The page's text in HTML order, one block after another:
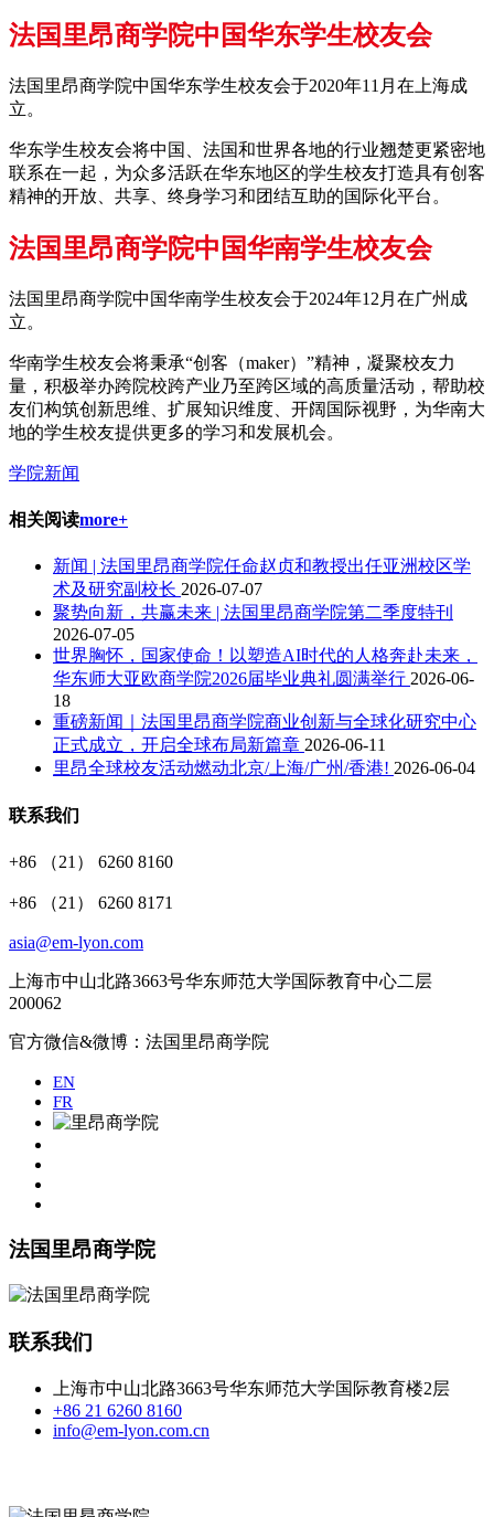
法国里昂商学院中国华东学生校友会
法国里昂商学院中国华东学生校友会于2020年11月在上海成
立。
华东学生校友会将中国、法国和世界各地的行业翘楚更紧密地
联系在一起，为众多活跃在华东地区的学生校友打造具有创客
精神的开放、共享、终身学习和团结互助的国际化平台。
法国里昂商学院中国华南学生校友会
法国里昂商学院中国华南学生校友会于2024年12月在广州成
立。
华南学生校友会将秉承“创客（maker）”精神，凝聚校友力
量，积极举办跨院校跨产业乃至跨区域的高质量活动，帮助校
友们构筑创新思维、扩展知识维度、开阔国际视野，为华南大
地的学生校友提供更多的学习和发展机会。
学院新闻
相关阅读more+
新闻 | 法国里昂商学院任命赵贞和教授出任亚洲校区学
术及研究副校长 2026-07-07
聚势向新，共赢未来 | 法国里昂商学院第二季度特刊
2026-07-05
世界胸怀，国家使命！以塑造AI时代的人格奔赴未来，
华东师大亚欧商学院2026届毕业典礼圆满举行 2026-06-
18
重磅新闻｜法国里昂商学院商业创新与全球化研究中心
正式成立，开启全球布局新篇章 2026-06-11
里昂全球校友活动燃动北京/上海/广州/香港! 2026-06-04
联系我们
+86 （21） 6260 8160
+86 （21） 6260 8171
asia@em-lyon.com
上海市中山北路3663号华东师范大学国际教育中心二层
200062
官方微信&微博：法国里昂商学院
EN
FR
法国里昂商学院
联系我们
上海市中山北路3663号华东师范大学国际教育楼2层
+86 21 6260 8160
info@em-lyon.com.cn